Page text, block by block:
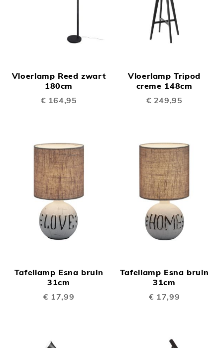
Vloerlamp Reed zwart
180cm
€ 164,95
Vloerlamp Tripod
creme 148cm
€ 249,95
Tafellamp Esna bruin
31cm
€ 17,99
Tafellamp Esna bruin
31cm
€ 17,99